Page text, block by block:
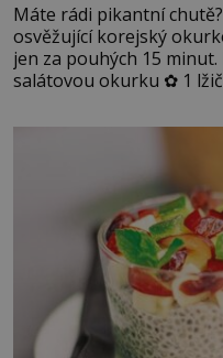
Máte rádi pikantní
osvěžující korejský
jen za pouhých 15
salátovou okurku ✿ 1
sezamového oleje ✿ 1
jarní cibulku ✿ 1 lžíci